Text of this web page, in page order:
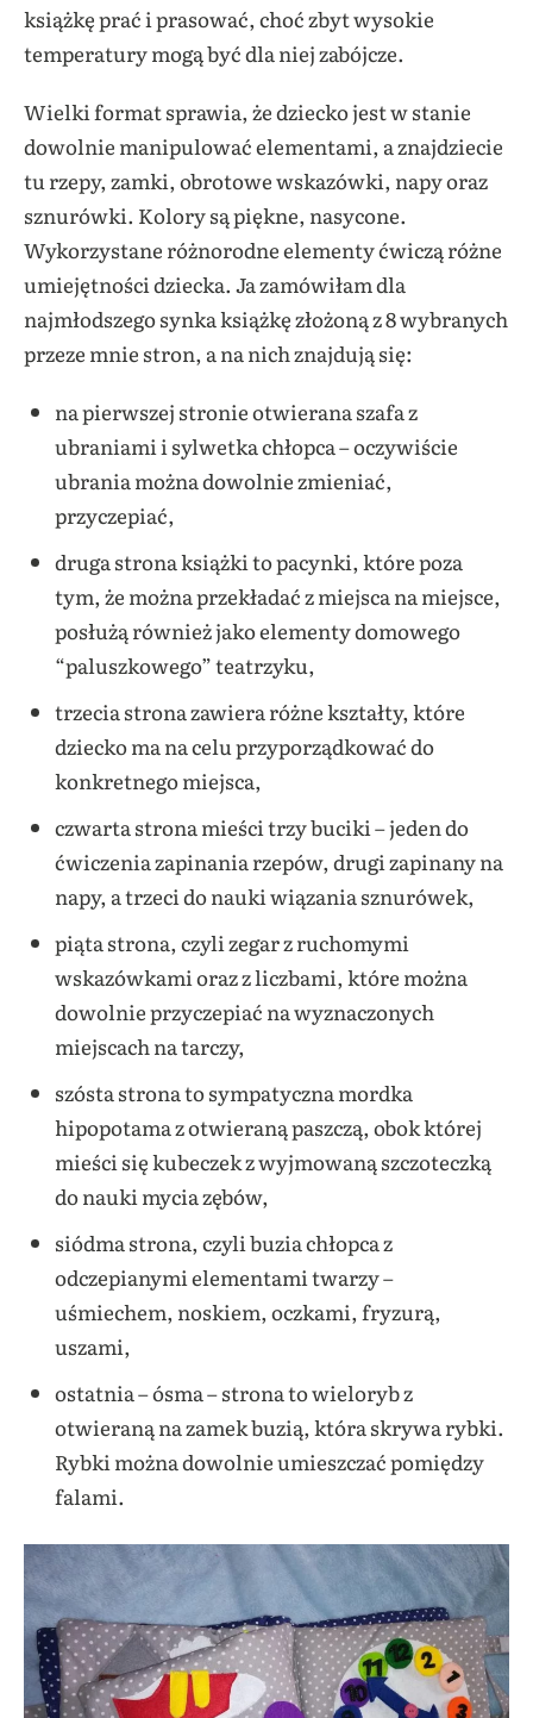
książkę prać i prasować, choć zbyt wysokie
temperatury mogą być dla niej zabójcze.
Wielki format sprawia, że dziecko jest w stanie
dowolnie manipulować elementami, a znajdziecie
tu rzepy, zamki, obrotowe wskazówki, napy oraz
sznurówki. Kolory są piękne, nasycone.
Wykorzystane różnorodne elementy ćwiczą różne
umiejętności dziecka. Ja zamówiłam dla
najmłodszego synka książkę złożoną z 8 wybranych
przeze mnie stron, a na nich znajdują się:
na pierwszej stronie otwierana szafa z
ubraniami i sylwetka chłopca – oczywiście
ubrania można dowolnie zmieniać,
przyczepiać,
druga strona książki to pacynki, które poza
tym, że można przekładać z miejsca na miejsce,
posłużą również jako elementy domowego
“paluszkowego” teatrzyku,
trzecia strona zawiera różne kształty, które
dziecko ma na celu przyporządkować do
konkretnego miejsca,
czwarta strona mieści trzy buciki – jeden do
ćwiczenia zapinania rzepów, drugi zapinany na
napy, a trzeci do nauki wiązania sznurówek,
piąta strona, czyli zegar z ruchomymi
wskazówkami oraz z liczbami, które można
dowolnie przyczepiać na wyznaczonych
miejscach na tarczy,
szósta strona to sympatyczna mordka
hipopotama z otwieraną paszczą, obok której
mieści się kubeczek z wyjmowaną szczoteczką
do nauki mycia zębów,
siódma strona, czyli buzia chłopca z
odczepianymi elementami twarzy –
uśmiechem, noskiem, oczkami, fryzurą,
uszami,
ostatnia – ósma – strona to wieloryb z
otwieraną na zamek buzią, która skrywa rybki.
Rybki można dowolnie umieszczać pomiędzy
falami.